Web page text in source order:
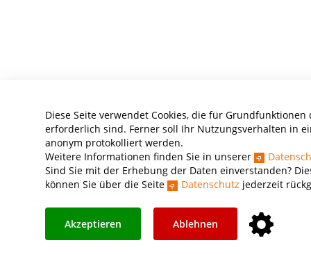
Diese Seite verwendet Cookies, die für Grundfunktionen
erforderlich sind. Ferner soll Ihr Nutzungsverhalten in
anonym protokolliert werden.
Weitere Informationen finden Sie in unserer
Sind Sie mit der Erhebung der Daten einverstanden?
können Sie über die Seite
Datenschutz jederzeit
Akzeptieren Ablehnen